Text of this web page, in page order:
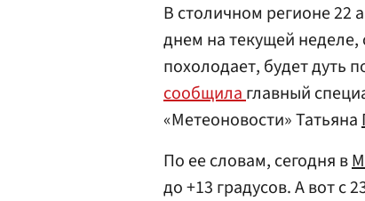
В столичном регионе 22
днем на текущей неделе,
похолодает, будет дуть
сообщилаглавный
«Метеоновости» Татьяна
По ее словам, сегодня в
до +13 градусов. А вот с